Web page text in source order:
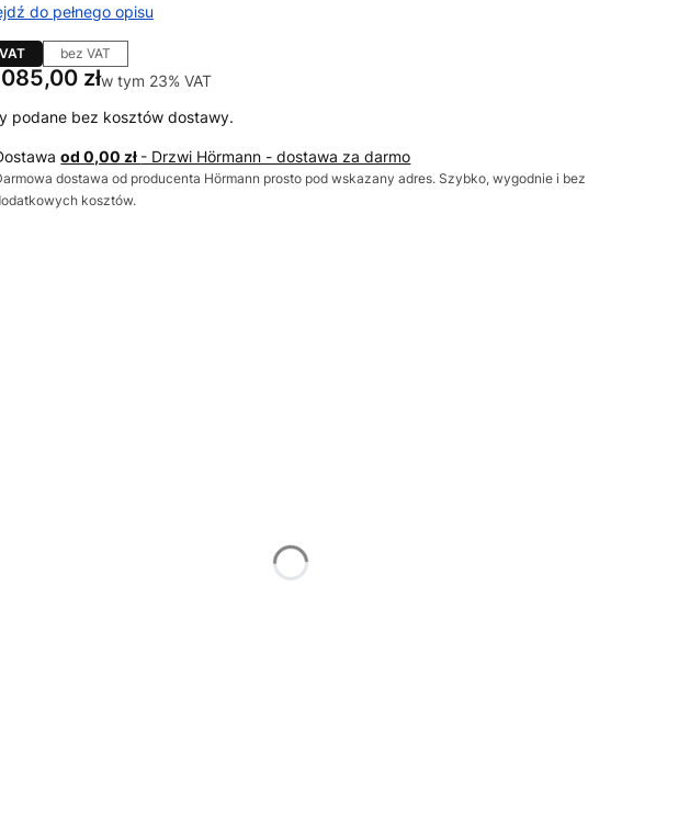
do pełnego opisu
bez VAT
złw tym 23% VAT
w tym 23% VAT
podane bez kosztów dostawy.
od 0,00 zł - Drzwi Hörmann - dostawa za darmo
dostawa od producenta Hörmann prosto pod wskazany adres. Szybko, wygodnie i bez
kosztów.